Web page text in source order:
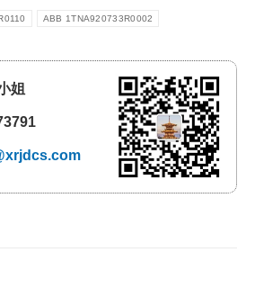
ABB 1TNA920733R0002
姐